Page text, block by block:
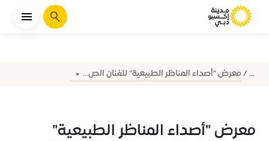
يبحث
... معرض "أصداء المناظر الطبيعية" للفنان الص...
معرض "أصداء المناظر الطبيعية"